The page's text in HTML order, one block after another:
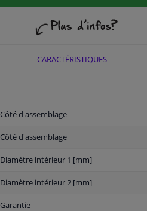
CARACTÉRISTIQUES
Côté d'assemblage
Côté d'assemblage
Diamètre intérieur 1 [mm]
Diamètre intérieur 2 [mm]
Garantie